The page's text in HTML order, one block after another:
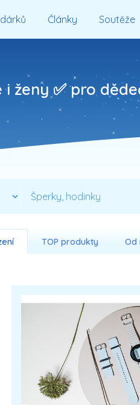
Články Soutěže
ženy ✅ pro
TOP produkty Od